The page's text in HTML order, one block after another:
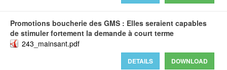
Promotions boucherie des GMS : Elles seraient capables
de stimuler fortement la demande à court terme
243_mainsant.pdf
DOWNLOAD
DETAILS